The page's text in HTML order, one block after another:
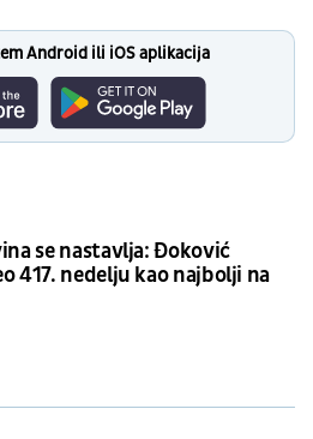
Android ili iOS aplikacija
se nastavlja: Đoković
417. nedelju kao najbolji na